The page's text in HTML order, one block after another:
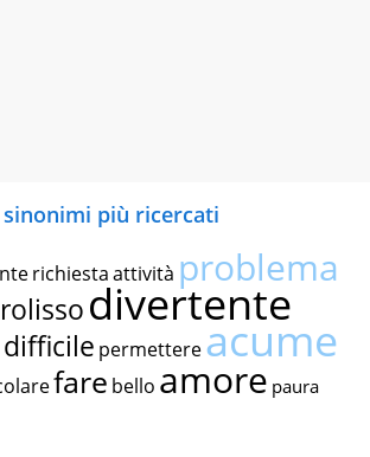
più ricercati
richiestaattività problema
divertente
difficile permettereacume
fare bello amore paura